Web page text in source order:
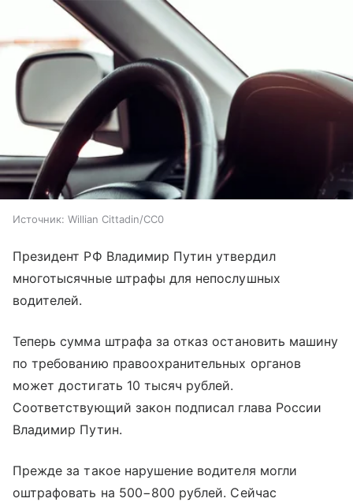
Источник: Willian Cittadin/CC0
Президент РФ Владимир Путин утвердил
многотысячные штрафы для непослушных
водителей.
Теперь сумма штрафа за отказ остановить машину
по требованию правоохранительных органов
может достигать 10 тысяч рублей.
Соответствующий закон подписал глава России
Владимир Путин.
Прежде за такое нарушение водителя могли
оштрафовать на 500−800 рублей. Сейчас